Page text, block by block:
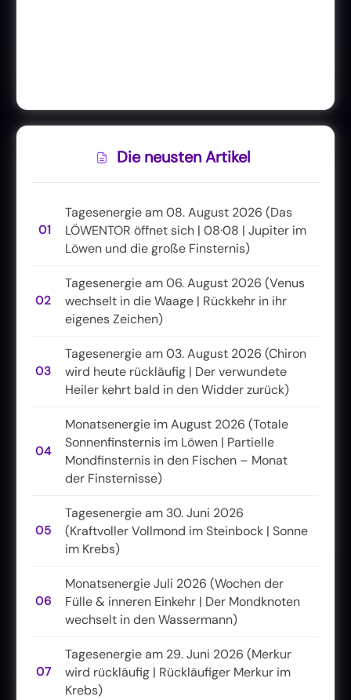
Die neusten Artikel
01
Tagesenergie am 08. August 2026 (Das
LÖWENTOR öffnet sich | 08·08 | Jupiter im
Löwen und die große Finsternis)
02
Tagesenergie am 06. August 2026 (Venus
wechselt in die Waage | Rückkehr in ihr
eigenes Zeichen)
03
Tagesenergie am 03. August 2026 (Chiron
wird heute rückläufig | Der verwundete
Heiler kehrt bald in den Widder zurück)
04
Monatsenergie im August 2026 (Totale
Sonnenfinsternis im Löwen | Partielle
Mondfinsternis in den Fischen – Monat
der Finsternisse)
05
Tagesenergie am 30. Juni 2026
(Kraftvoller Vollmond im Steinbock | Sonne
im Krebs)
06
Monatsenergie Juli 2026 (Wochen der
Fülle & inneren Einkehr | Der Mondknoten
wechselt in den Wassermann)
07
Tagesenergie am 29. Juni 2026 (Merkur
wird rückläufig | Rückläufiger Merkur im
Krebs)